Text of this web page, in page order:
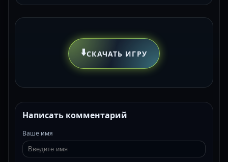
⬇️СКАЧАТЬ ИГРУ
Написать комментарий
Ваше имя